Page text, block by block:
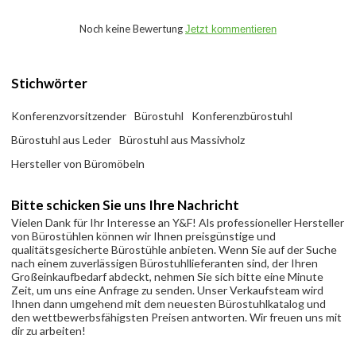
Noch keine Bewertung Jetzt kommentieren
Stichwörter
Konferenzvorsitzender Bürostuhl
Konferenzbürostuhl
Bürostuhl aus Leder
Bürostuhl aus Massivholz
Hersteller von Büromöbeln
Bitte schicken Sie uns Ihre Nachricht
Vielen Dank für Ihr Interesse an Y&F! Als professioneller Hersteller
von Bürostühlen können wir Ihnen preisgünstige und
qualitätsgesicherte Bürostühle anbieten. Wenn Sie auf der Suche
nach einem zuverlässigen Bürostuhllieferanten sind, der Ihren
Großeinkaufbedarf abdeckt, nehmen Sie sich bitte eine Minute
Zeit, um uns eine Anfrage zu senden. Unser Verkaufsteam wird
Ihnen dann umgehend mit dem neuesten Bürostuhlkatalog und
den wettbewerbsfähigsten Preisen antworten. Wir freuen uns mit
dir zu arbeiten!